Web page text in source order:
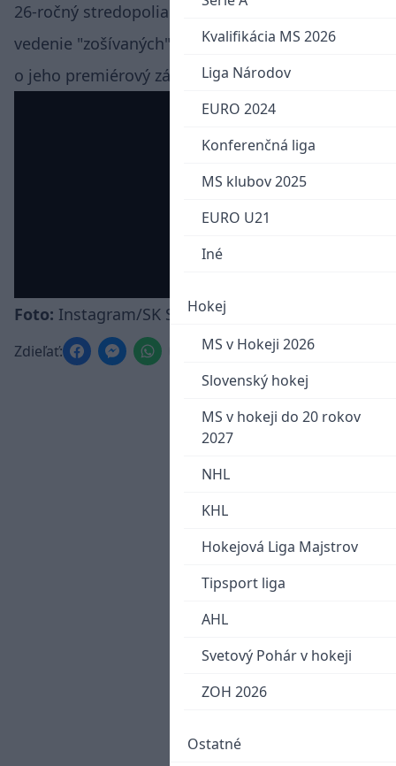
Kvalifikácia MS 2026
Liga Národov
EURO 2024
Konferenčná liga
MS klubov 2025
EURO U21
Iné
Hokej
MS v Hokeji 2026
Slovenský hokej
MS v hokeji do 20 rokov
2027
NHL
KHL
Hokejová Liga Majstrov
Tipsport liga
AHL
Svetový Pohár v hokeji
ZOH 2026
Ostatné
26-ročný stredopoliar zvyšoval v 12. minúte
vedenie "zošívaných" na 2:0. Zároveň sa jednalo
o jeho premiérový zásah v novej ligovej sezóne.
Foto: Instagram/SK Slavia Praha
Zdieľať: